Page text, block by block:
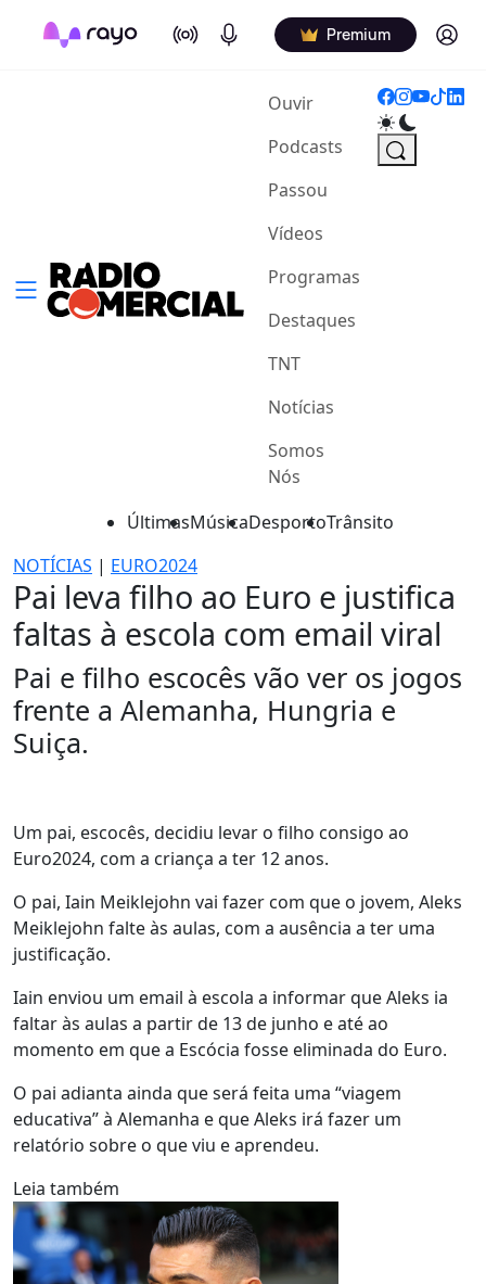
On Air Podcasts Premium Log in
Ouvir(current)
Podcasts
Passou
Vídeos
Programas
Destaques
TNT
Notícias
Somos
Nós
ÚltimasMúsicaDesportoTrânsito
NOTÍCIAS | EURO2024
Pai leva filho ao Euro e justifica
faltas à escola com email viral
Pai e filho escocês vão ver os jogos
frente a Alemanha, Hungria e
Suiça.
Um pai, escocês, decidiu levar o filho consigo ao
Euro2024, com a criança a ter 12 anos.
O pai, Iain Meiklejohn vai fazer com que o jovem, Aleks
Meiklejohn falte às aulas, com a ausência a ter uma
justificação.
Iain enviou um email à escola a informar que Aleks ia
faltar às aulas a partir de 13 de junho e até ao
momento em que a Escócia fosse eliminada do Euro.
O pai adianta ainda que será feita uma “viagem
educativa” à Alemanha e que Aleks irá fazer um
relatório sobre o que viu e aprendeu.
Leia também